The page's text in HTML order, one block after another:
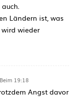
Ländern ist, was
wieder
19:18
Angst davor